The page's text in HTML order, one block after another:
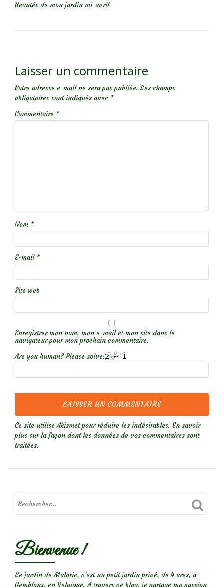
Beautés de mon jardin mi-avril
Laisser un commentaire
Votre adresse e-mail ne sera pas publiée. Les champs
obligatoires sont indiqués avec *
Commentaire *
Nom *
E-mail *
Site web
Enregistrer mon nom, mon e-mail et mon site dans le
navigateur pour mon prochain commentaire.
Are you human? Please solve:
Ce site utilise Akismet pour réduire les indésirables. En savoir
plus sur la façon dont les données de vos commentaires sont
traitées.
Bienvenue !
Le jardin de Malorie, c'est un petit jardin privé, de 4 ares, à
Gembloux, en Belgique. A travers ce blog, je partage ma passion